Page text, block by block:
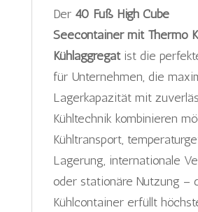
Der 40 Fuß High Cube
Seecontainer mit Thermo
Kühlaggregatist die
für Unternehmen, die
Lagerkapazität mit
Kühltechnik kombinieren
Kühltransport,
Lagerung, internationale
oder stationäre Nutzung –
Kühlcontainer erfüllt